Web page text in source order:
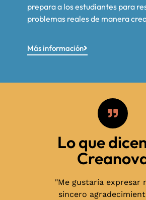
prepara a los estudiantes para
problemas reales de manera
Más información
Lo que
"Me gustaría expresar
sincero